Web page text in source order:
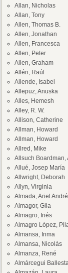
Allan, Nicholas
Allan, Tony
Allen, Thomas B.
Allen, Jonathan
Allen, Francesca
Allen, Peter
Allen, Graham
Allén, Raúl
Allende, Isabel
Allepuz, Anuska
Alles, Hemesh
Alley, R. W.
Allison, Catherine
Allman, Howard
Allman, Howard
Allred, Mike
Allsuch Boardman,
Allué, Josep María
Allwright, Deborah
Allyn, Virginia
Almada, Ariel
Almagor, Gila
Almagro, Inés
Almagro López,
Almansa, Inma
Almansa, Nicolás
Almanza, René
Almárcegui